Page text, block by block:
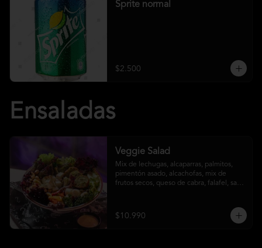
Sprite normal
$2.500
Ensaladas
Veggie Salad
Mix de lechugas, alcaparras, palmitos,
pimentón asado, alcachofas, mix de
frutos secos, queso de cabra, falafel, salsa
$10.990